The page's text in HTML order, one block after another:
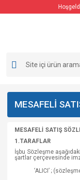
MESAFELİ
MESAFELİ SATIŞ
1.TARAFLAR
İşbu Sözleşme
şartlar çerçevesinde
‘ALICI’ ;